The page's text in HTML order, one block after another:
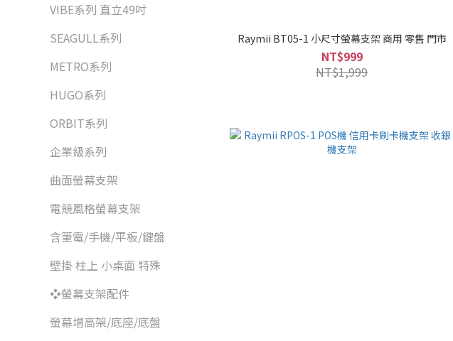
VIBE系列 直立49吋
SEAGULL系列
METRO系列
HUGO系列
ORBIT系列
企業級系列
曲面螢幕支架
電競風格螢幕支架
含筆電/手機/平板/鍵盤
壁掛 柱上 小桌面 特殊
❖螢幕支架配件
螢幕增高架/底座/底盤
Raymii BT05-1 小尺寸螢幕支架 商用 零售 門市
NT$999
NT$1,999